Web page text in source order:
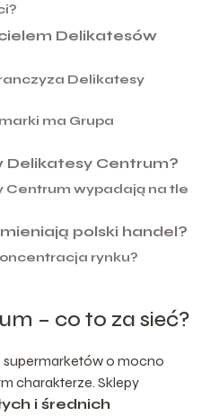
Delikatesów
Delikatesy
ma Grupa
Delikatesy Centrum?
Centrum wypadają na tle
polski handel?
rynku?
– co to za sieć?
supermarketów o mocno
charakterze. Sklepy
i średnich